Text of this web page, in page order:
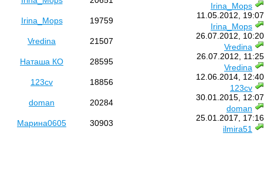
Irina_Mops
Irina_Mops 19759
11.05.2012, 19:07
Irina_Mops
Vredina 21507
26.07.2012, 10:20
Vredina
Наташа КО 28595
26.07.2012, 11:25
Vredina
123cv 18856
12.06.2014, 12:40
123cv
doman 20284
30.01.2015, 12:07
doman
Марина0605 30903
25.01.2017, 17:16
ilmira51